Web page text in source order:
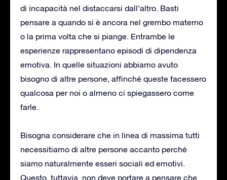
di incapacità nel distaccarsi dall’altro. Basti
pensare a quando si è ancora nel grembo materno
o la prima volta che si piange. Entrambe le
esperienze rappresentano episodi di dipendenza
emotiva. In quelle situazioni abbiamo avuto
bisogno di altre persone, affinché queste facessero
qualcosa per noi o almeno ci spiegassero come
farle.
Bisogna considerare che in linea di massima tutti
necessitiamo di altre persone accanto perché
siamo naturalmente esseri sociali ed emotivi.
Questo, tuttavia, non deve portare a pensare che